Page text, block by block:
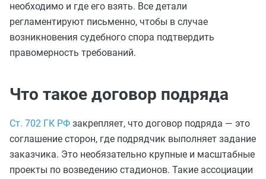
необходимо и где его взять. Все детали
регламентируют письменно, чтобы в случае
возникновения судебного спора подтвердить
правомерность требований.
Что такое договор подряда
Ст. 702 ГК РФ закрепляет, что договор подряда — это
соглашение сторон, где подрядчик выполняет задание
заказчика. Это необязательно крупные и масштабные
проекты по возведению стадионов. Такие ассоциации